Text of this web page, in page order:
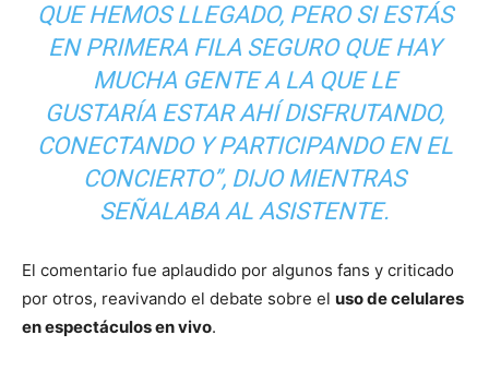
QUE HEMOS LLEGADO, PERO SI ESTÁS
EN PRIMERA FILA SEGURO QUE HAY
MUCHA GENTE A LA QUE LE
GUSTARÍA ESTAR AHÍ DISFRUTANDO,
CONECTANDO Y PARTICIPANDO EN EL
CONCIERTO”, DIJO MIENTRAS
SEÑALABA AL ASISTENTE.
El comentario fue aplaudido por algunos fans y criticado
por otros, reavivando el debate sobre el uso de celulares
en espectáculos en vivo.